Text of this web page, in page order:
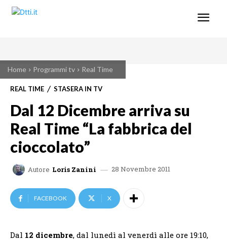
Home Programmi tv Real Time
REAL TIME STASERA IN TV
Dal 12 Dicembre arriva su
Real Time “La fabbrica del
cioccolato”
Autore Loris Zanini 28 Novembre 2011
FACEBOOK X
Dal 12 dicembre, dal lunedì al venerdì alle ore 19:10,